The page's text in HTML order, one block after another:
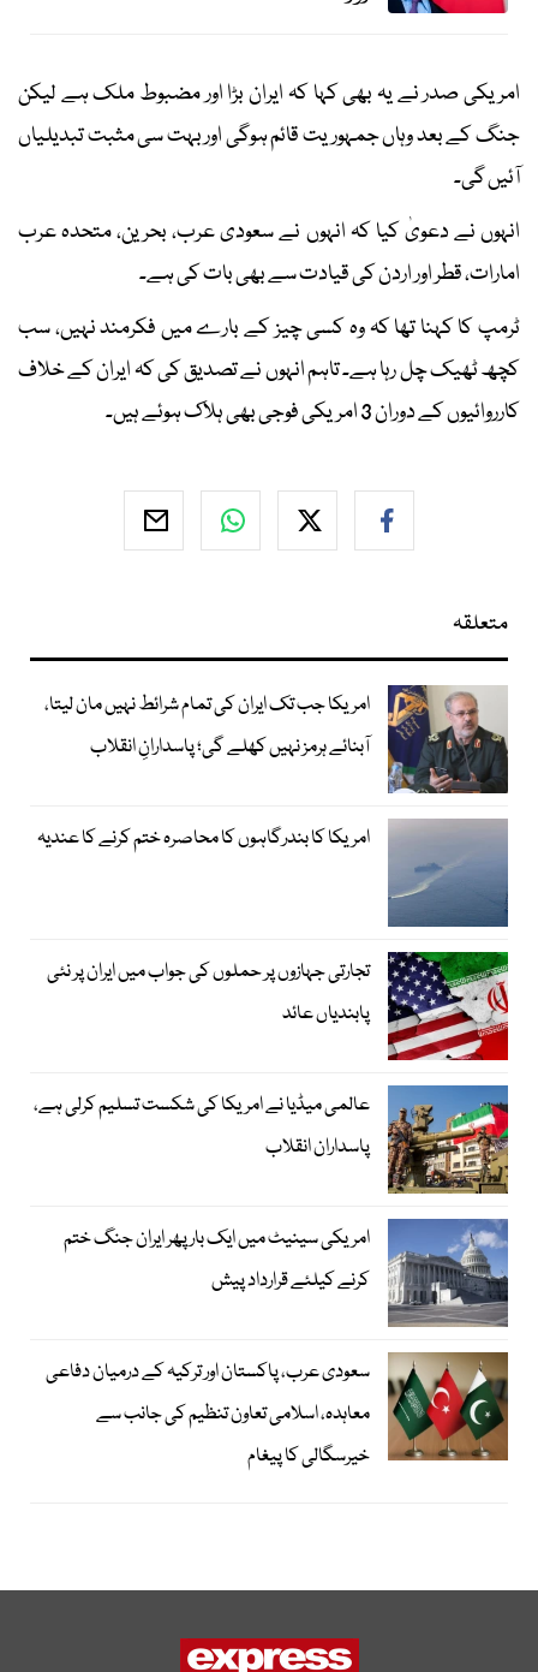
امریکی صدر نے یہ بھی کہا کہ ایران بڑا اور مضبوط ملک ہے لیکن
جنگ کے بعد وہاں جمہوریت قائم ہوگی اور بہت سی مثبت تبدیلیاں
آئیں گی۔
انہوں نے دعویٰ کیا کہ انہوں نے سعودی عرب، بحرین، متحدہ عرب
امارات، قطر اور اردن کی قیادت سے بھی بات کی ہے۔
ٹرمپ کا کہنا تھا کہ وہ کسی چیز کے بارے میں فکرمند نہیں، سب
کچھ ٹھیک چل رہا ہے۔ تاہم انہوں نے تصدیق کی کہ ایران کے خلاف
کارروائیوں کے دوران 3 امریکی فوجی بھی ہلاک ہوئے ہیں۔
متعلقہ
امریکا جب تک ایران کی تمام شرائط نہیں مان لیتا،
آبنائے ہرمز نہیں کھلے گی؛ پاسدارانِ انقلاب
امریکا کا بندرگاہوں کا محاصرہ ختم کرنے کا عندیہ
تجارتی جہازوں پر حملوں کی جواب میں ایران پر نئی
پابندیاں عائد
عالمی میڈیا نے امریکا کی شکست تسلیم کرلی ہے،
پاسداران انقلاب
امریکی سینیٹ میں ایک بار پھر ایران جنگ ختم
کرنے کیلئے قرارداد پیش
سعودی عرب، پاکستان اور ترکیہ کے درمیان دفاعی
معاہدہ، اسلامی تعاون تنظیم کی جانب سے
خیرسگالی کا پیغام